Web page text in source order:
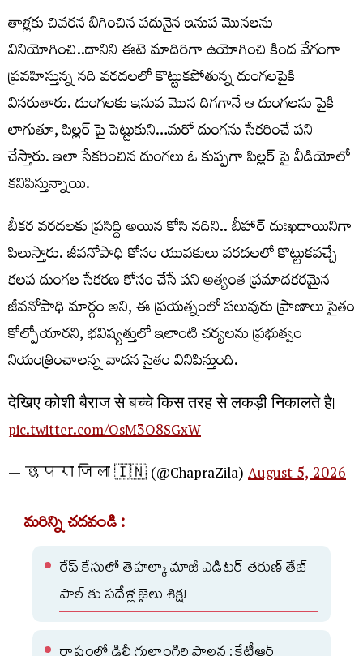
తాళ్లకు చివరన బిగించిన పదునైన ఇనుప మొనలను
వినియోగించి..దానిని ఈటె మాదిరిగా ఉయోగించి కింద వేగంగా
ప్రవహిస్తున్న నది వరదలలో కొట్టుకపోతున్న దుంగలపైకి
విసరుతారు. దుంగలకు ఇనుప మొన దిగగానే ఆ దుంగలను పైకి
లాగుతూ, పిల్లర్ పై పెట్టుకుని…మరో దుంగను సేకరించే పని
చేస్తారు. ఇలా సేకరించిన దుంగలు ఓ కుప్పగా పిల్లర్ పై వీడియోలో
కనిపిస్తున్నాయి.
బీకర వరదలకు ప్రసిద్ది అయిన కోసి నదిని.. బీహార్ దుఃఖదాయినిగా
పిలుస్తారు. జీవనోపాధి కోసం యువకులు వరదలలో కొట్టుకవచ్చే
కలప దుంగల సేకరణ కోసం చేసే పని అత్యంత ప్రమాదకరమైన
జీవనోపాధి మార్గం అని, ఈ ప్రయత్నంలో పలువురు ప్రాణాలు సైతం
కోల్పోయారని, భవిష్యత్తులో ఇలాంటి చర్యలను ప్రభుత్వం
నియంత్రించాలన్న వాదన సైతం వినిపిస్తుంది.
देखिए कोशी बैराज से बच्चे किस तरह से लकड़ी निकालते है।
pic.twitter.com/OsM3O8SGxW
— छपरा जिला 🇮🇳 (@ChapraZila)August 5, 2026
మరిన్ని చదవండి :
రేప్ కేసులో తెహల్కా మాజీ ఎడిటర్ తరుణ్ తేజ్
పాల్ కు పదేళ్ల జైలు శిక్ష!